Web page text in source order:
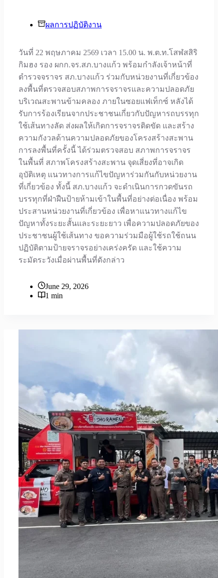
ผลการปฏิบัติงาน
วันที่ 22 พฤษภาคม 2569 เวลา 15.00 น. พ.ต.ท.โสฬสสิริ
กิมฮง รอง ผกก.จร.สภ.บางแก้ว พร้อมกำลังเจ้าหน้าที่
ตำรวจจราจร สภ.บางแก้ว ร่วมกับหน่วยงานที่เกี่ยวข้อง
ลงพื้นที่ตรวจสอบสภาพการจราจรและความปลอดภัย
บริเวณสะพานข้ามคลอง ภายในซอยแฟเท็กซ์ หลังได้
รับการร้องเรียนจากประชาชนเกี่ยวกับปัญหารถบรรทุก
ใช้เส้นทางลัด ส่งผลให้เกิดการจราจรติดขัด และสร้าง
ความกังวลด้านความปลอดภัยของโครงสร้างสะพาน
การลงพื้นที่ครั้งนี้ ได้ร่วมตรวจสอบ สภาพการจราจร
ในพื้นที่ สภาพโครงสร้างสะพาน จุดเสี่ยงที่อาจเกิด
อุบัติเหตุ แนวทางการแก้ไขปัญหาร่วมกันกับหน่วยงาน
ที่เกี่ยวข้อง ทั้งนี้ สภ.บางแก้ว จะดำเนินการกวดขันรถ
บรรทุกที่ฝ่าฝืนป้ายห้ามเข้าในพื้นที่อย่างต่อเนื่อง พร้อม
ประสานหน่วยงานที่เกี่ยวข้อง เพื่อหาแนวทางแก้ไข
ปัญหาทั้งระยะสั้นและระยะยาว เพื่อความปลอดภัยของ
ประชาชนผู้ใช้เส้นทาง ขอความร่วมมือผู้ใช้รถใช้ถนน
ปฏิบัติตามป้ายจราจรอย่างเคร่งครัด และใช้ความ
ระมัดระวังเมื่อผ่านพื้นที่ดังกล่าว
June 29, 2026
1 min